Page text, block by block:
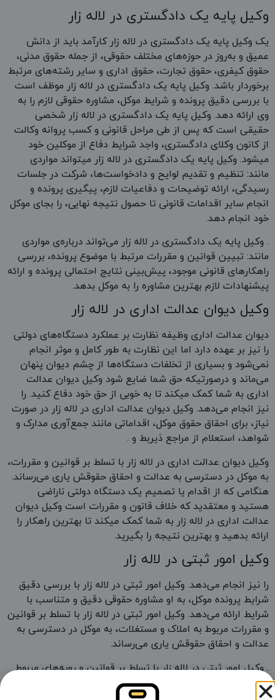
وکیل پایه یک دادگستری در لاله زار
یک وکیل پایه یک دادگستری در لاله زار کارآمد باید از دانش
عمیق و به‌روز در حوزه‌های مختلف حقوقی، از جمله حقوق مدنی،
حقوق کیفری، حقوق تجارت، حقوق اداری و سایر رشته‌های مرتبط
برخوردار باشد. وکیل پایه یک دادگستری در لاله زار موظف است
با بررسی دقیق پرونده و شرایط موکل، مشاوره حقوقی لازم را به
وی ارائه دهد. وکیل پایه یک دادگستری در لاله زار شخصی
حقیقی است که پس از طی مراحل قانونی و کسب پروانه وکالت
از کانون وکلای دادگستری، واجد شرایط دفاع از موکلین خود
میشود. وکیل پایه یک دادگستری در لاله زار میتواند مواردی
مانند: تنظیم و تقدیم لوایح و دادخواست‌ها، شرکت در جلسات
رسیدگی، ارائه توضیحات و دفاعیات لازم، پیگیری پرونده و
انجام سایر اقدامات قانونی تا حصول نتیجه نهایی، را بجای موکل
خود انجام دهد.
. وکیل پایه یک دادگستری در لاله زار می‌تواند درباره‌ی مواردی
مانند: تبیین قوانین و مقررات مرتبط با موضوع پرونده، بررسی
راهکارهای قانونی موجود، پیش‌بینی نتایج احتمالی پرونده و ارائه
پیشنهادات لازم بهترین مشاوره را به موکل بدهد.
وکیل دیوان عدالت اداری در لاله زار
دیوان عدالت اداری وظیفه نظارت بر عملکرد دستگاه‌های دولتی
را نیز بر عهده دارد اما این نظارت به طور کامل و موثر انجام
نمی‌شود و بسیاری از تخلفات دستگاه‌ها از چشم دیوان پنهان
می‌ماند و درصورتیکه حق شما ضایع شود وکیل دیوان عدالت
اداری به شما کمک میکند تا به خوبی از حق خود دفاع کنید. را
نیز انجام می‌دهد. وکیل دیوان عدالت اداری در لاله زار در صورت
نیاز، برای احقاق حقوق موکل، اقداماتی مانند جمع‌آوری مدارک و
شواهد، استعلام از مراجع ذیربط و .
وکیل دیوان عدالت اداری در لاله زار با تسلط بر قوانین و مقررات،
به موکل در دسترسی به عدالت و احقاق حقوقش یاری می‌رساند.
هنگامی که از اقدام یا تصمیم یک دستگاه دولتی ناراضی
هستید و معتقدید که خلاف قانون و مقررات است وکیل دیوان
عدالت اداری در لاله زار به شما کمک میکند تا بهترین راهکار را
ارائه بدهید و بهترین نتیجه را بگیرید.
وکیل امور ثبتی در لاله زار
را نیز انجام می‌دهد. وکیل امور ثبتی در لاله زار با بررسی دقیق
شرایط پرونده موکل، به او مشاوره حقوقی دقیق و متناسب با
شرایط ارائه می‌دهد. وکیل امور ثبتی در لاله زار با تسلط بر قوانین
و مقررات مربوط به املاک و مستغلات، به موکل در دسترسی به
عدالت و احقاق حقوقش یاری می‌رساند.
. وکیل امور ثبتی در لاله زار با تسلط بر قوانین و رویه‌های مربوط
به دعاوی ثبتی، لوایح و دادخواست‌های لازم را به نحوی تنظیم